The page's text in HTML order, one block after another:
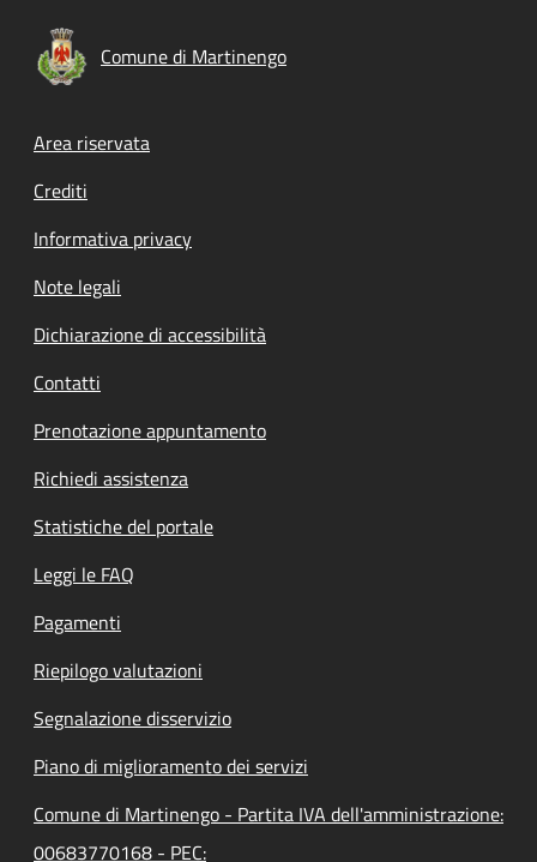
Comune di Martinengo
Footer menu
Area riservata
Crediti
Informativa privacy
Note legali
Dichiarazione di accessibilità
Contatti
Prenotazione appuntamento
Richiedi assistenza
Statistiche del portale
Leggi le FAQ
Pagamenti
Riepilogo valutazioni
Segnalazione disservizio
Piano di miglioramento dei servizi
Comune di Martinengo - Partita IVA dell'amministrazione:
00683770168 - PEC: